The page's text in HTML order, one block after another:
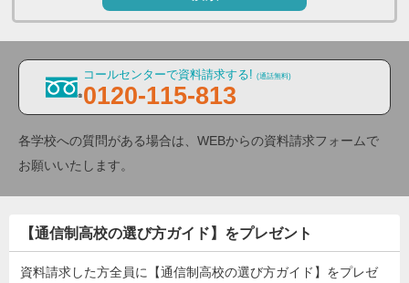
コールセンターで資料請求する! (通話無料)
0120-115-813
各学校への質問がある場合は、WEBからの資料請求フォームで
お願いいたします。
【通信制高校の選び方ガイド】をプレゼント
資料請求した方全員に【通信制高校の選び方ガイド】をプレゼ